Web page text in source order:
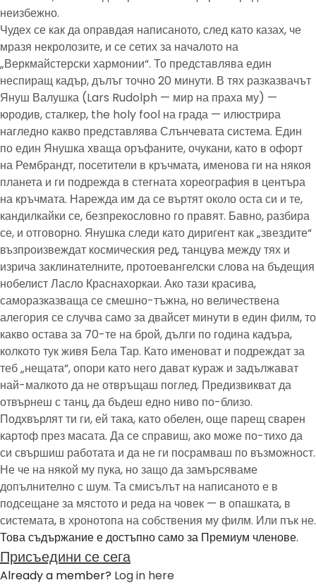
неизбежно.
Чудех се как да оправдая написаното, след като казах, че
мразя некролозите, и се сетих за началото на
„Веркмайстерски хармонии“. То представлява един
неспиращ кадър, дълъг точно 20 минути. В тях разказвачът
Януш Валушка (Lars Rudolph — мир на праха му) —
юродив, сталкер, the holy fool на града — илюстрира
нагледно какво представлява Слънчевата система. Един
по един Янушка хваща оръфаните, очукани, като в офорт
на Рембрандт, посетители в кръчмата, именова ги на някоя
планета и ги подрежда в стегната хореография в центъра
на кръчмата. Нарежда им да се въртят около оста си и те,
кандилкайки се, безпрекословно го правят. Бавно, разбира
се, и отговорно. Янушка следи като диригент как „звездите“
възпроизвеждат космическия ред, танцува между тях и
изрича заклинателните, протоевангелски слова на бъдещия
нобелист Ласло Краснахоркаи. Ако тази красива,
саморазказваща се смешно-тъжна, но величествена
алегория се случва само за двайсет минути в един филм, то
какво остава за 70-те на брой, дълги по година кадъра,
колкото тук живя Бела Тар. Като именоват и подреждат за
теб „нещата“, опори като него дават кураж и задължават
най-малкото да не отвръщаш поглед. Предизвикват да
отвърнеш с танц, да бъдеш едно ниво по-близо.
Подхвърлят ти ги, ей така, като обелен, още парещ сварен
картоф през масата. Да се справиш, ако може по-тихо да
си свършиш работата и да не ги посрамваш по възможност.
Не че на някой му пука, но защо да замърсяваме
допълнително с шум. Та смисълът на написаното е в
подсещане за мястото и реда на човек — в опашката, в
системата, в хронотопа на собствения му филм. Или пък не.
Това съдържание е достъпно само за Премиум членове.
Присъедини се сега
Already a member? Log in here